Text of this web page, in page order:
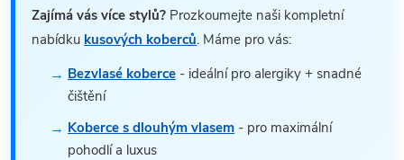
Zajímá vás více stylů? Prozkoumejte naši kompletní
nabídku kusových koberců. Máme pro vás:
Bezvlasé koberce - ideální pro alergiky + snadné
čištění
Koberce s dlouhým vlasem - pro maximální
pohodlí a luxus